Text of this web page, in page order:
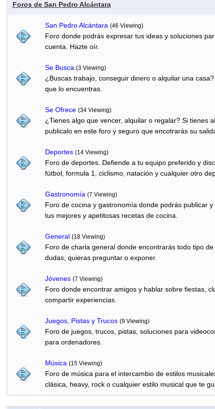
Foros de San Pedro Alcántara
San Pedro Alcántara (46 Viewing)
Foro donde podrás expresar tus ideas y soluciones
cuenta. Hazte oír.
Se Busca (3 Viewing)
¿Buscas trabajo, conseguir dinero o alquilar una
que lo encuentras.
Se Ofrece (34 Viewing)
¿Tienes algo que vencer, alquilar o regalar? Si tienes
publicalo en este foro y seguro que encotrarás su
Deportes (14 Viewing)
Foro de deportes. Defiende a tu equipo preferido y
fútbol, formula 1, ciclismo, natación y cualquier otro
Gastronomí­a (7 Viewing)
Foro de cocina y gastronomía donde podrás publicar
tus mejores y apetitosas recetas de cocina.
General (18 Viewing)
Foro de charla general donde encontrarás todo tipo
dudas, quieras preguntar o exponer.
Jóvenes (7 Viewing)
Foro donde encontrar amigos y hablar sobre fiestas,
compartir experiencias.
Juegos, Pistas y Trucos (9 Viewing)
Foro de juegos, trucos, pistas, soluciones para
para ordenadores.
Música (15 Viewing)
Foro de música para el intercambio de estilos
clásica, heavy, rock o cualquier estilo musical que te